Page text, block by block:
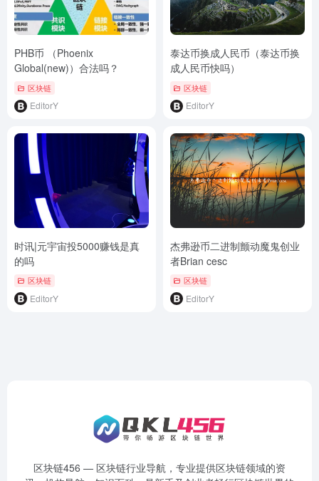
PHB币 （Phoenix
Global(new)）合法吗？
区块链
EditorY
泰达币换成人民币（泰达币换
成人民币快吗）
区块链
EditorY
时讯|元宇宙投5000赚钱是真
的吗
区块链
EditorY
杰弗逊币二进制颤动魔鬼创业
者Brian cesc
区块链
EditorY
区块链456 — 区块链行业导航，专业提供区块链领域的资